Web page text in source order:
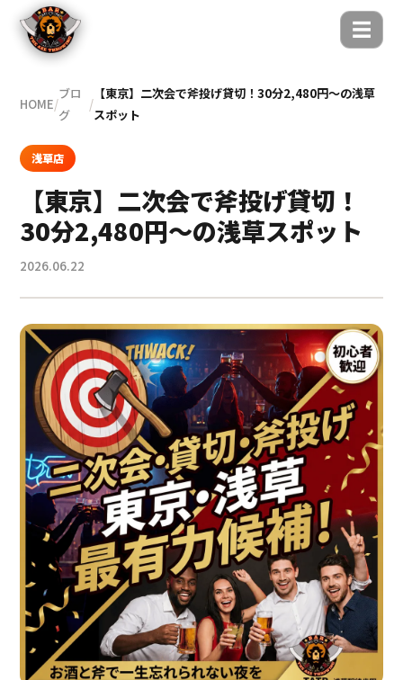
☰
HOME/
ブロ
グ
/
【東京】二次会で斧投げ貸切！30分2,480円〜の浅草
スポット
浅草店
【東京】二次会で斧投げ貸切！
30分2,480円〜の浅草スポット
2026.06.22